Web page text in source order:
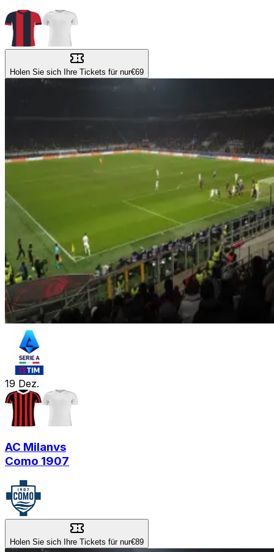
Holen Sie sich Ihre Tickets für nur€69
19 Dez.
AC Milanvs
Como 1907
Holen Sie sich Ihre Tickets für nur€89